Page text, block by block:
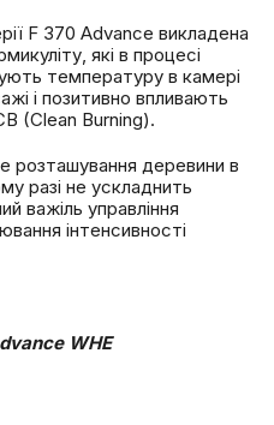
F 370 Advance викладена
які в процесі
температуру в камері
і позитивно впливають
(Clean Burning).
розташування деревини в
разі не ускладнить
важіль управління
інтенсивності
WHE